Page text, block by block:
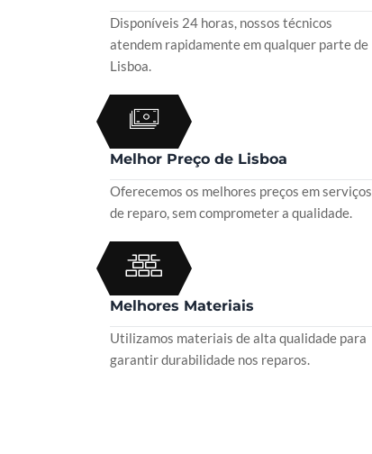
Disponíveis 24 horas, nossos técnicos
atendem rapidamente em qualquer parte de
Lisboa.
Melhor Preço de Lisboa
Oferecemos os melhores preços em serviços
de reparo, sem comprometer a qualidade.
Melhores Materiais
Utilizamos materiais de alta qualidade para
garantir durabilidade nos reparos.